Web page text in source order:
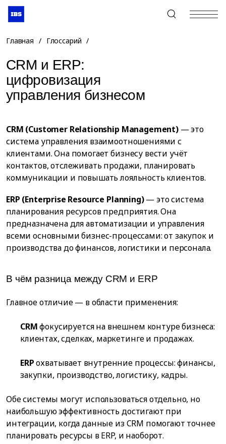
+7 (495) 967-80-80
Главная / Глоссарий /
CRM и ERP:
цифровизация
управления бизнесом
CRM (Customer Relationship Management)— это
система управления взаимоотношениями с
клиентами. Она помогает бизнесу вести учёт
контактов, отслеживать продажи, планировать
коммуникации и повышать лояльность клиентов.
ERP (Enterprise Resource Planning)— это система
планирования ресурсов предприятия. Она
предназначена для автоматизации и управления
всеми основными бизнес-процессами: от закупок и
производства до финансов, логистики и персонала.
В чём разница между CRM и ERP
Главное отличие — в области применения:
CRMфокусируется на внешнем контуре бизнеса:
клиентах, сделках, маркетинге и продажах.
ERPохватывает внутренние процессы: финансы,
закупки, производство, логистику, кадры.
Обе системы могут использоваться отдельно, но
наибольшую эффективность достигают при
интеграции, когда данные из CRM помогают точнее
планировать ресурсы в ERP, и наоборот.